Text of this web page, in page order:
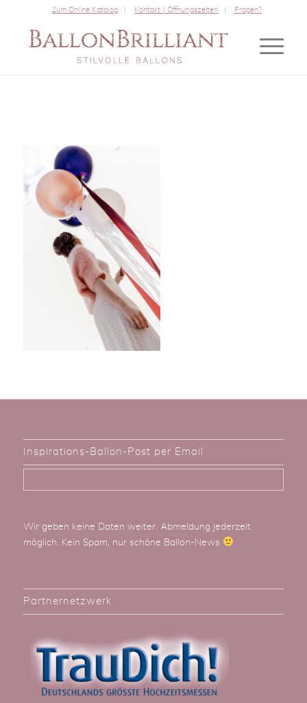
Zum Online Katalog Kontakt | Öffnungszeiten Fragen?
Inspirations-Ballon-Post per Email
Wir geben keine Daten weiter. Abmeldung jederzeit
möglich. Kein Spam, nur schöne Ballon-News
Partnernetzwerk